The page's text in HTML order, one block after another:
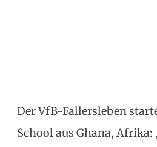
Der VfB-Fallersleben
School aus Ghana,